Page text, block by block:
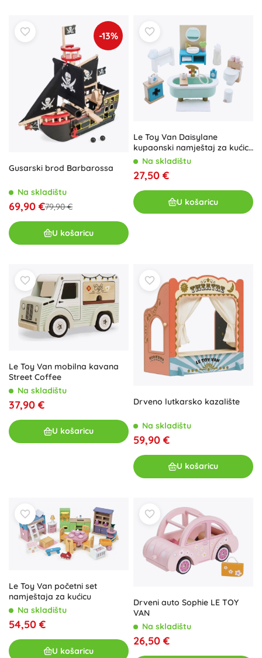
-13%
Gusarski brod Barbarossa
Na skladištu
69,90 €79,90 €
U košaricu
Le Toy Van Daisylane
kupaonski namještaj za kućicu
za lutke
Na skladištu
27,50 €
U košaricu
Le Toy Van mobilna kavana
Street Coffee
Na skladištu
37,90 €
U košaricu
Drveno lutkarsko kazalište
Na skladištu
59,90 €
U košaricu
Le Toy Van početni set
namještaja za kućicu
Na skladištu
54,50 €
U košaricu
Drveni auto Sophie LE TOY
VAN
Na skladištu
26,50 €